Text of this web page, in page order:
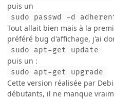
puis un
sudo passwd -d
Tout allait bien mais à la
préféré bug d'affichage, j'ai
sudo apt-get update
puis un :
sudo apt-get upgrade
Cette version réalisée par
débutants, il ne manque